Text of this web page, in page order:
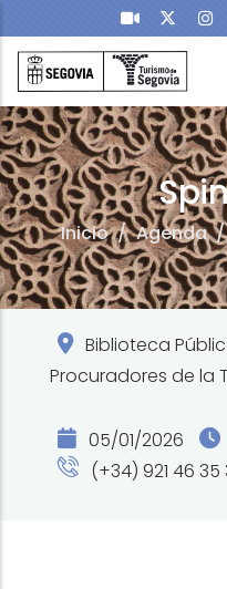
Pasar al contenido
Inicio/ Agenda
Biblioteca
Procuradores de la
05/01/2026
(+34) 921 46 35